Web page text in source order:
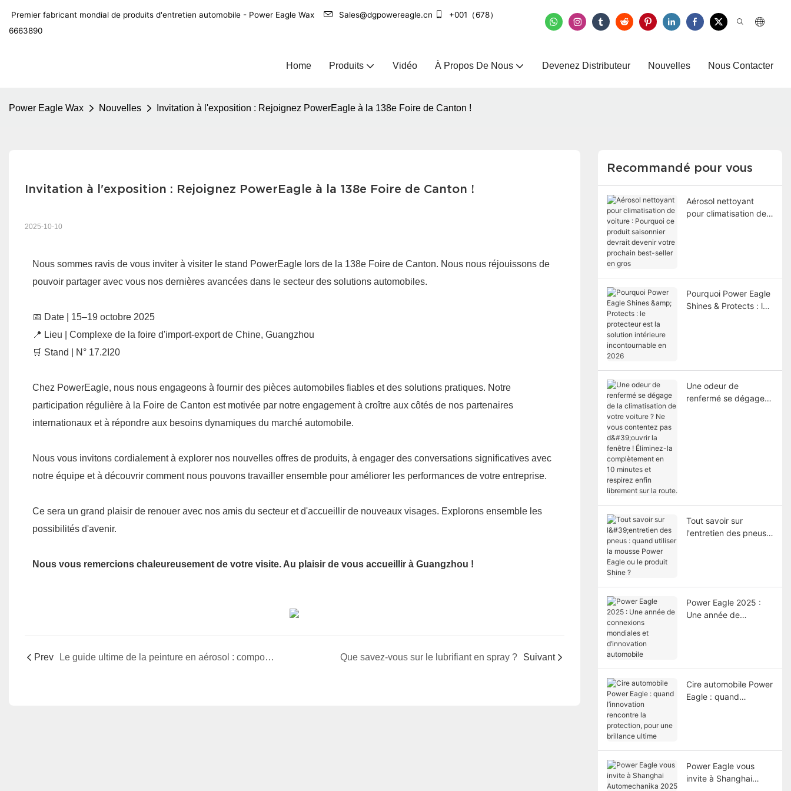
Premier fabricant mondial de produits d'entretien automobile - Power Eagle Wax Sales@dgpowereagle.cn
+001（678）
6663890
Home Produits Vidéo À Propos De Nous Devenez Distributeur Nouvelles Nous Contacter
Power Eagle Wax Nouvelles Invitation à l'exposition : Rejoignez PowerEagle à la 138e Foire de Canton !
Invitation à l'exposition : Rejoignez PowerEagle à la 138e Foire de Canton !
2025-10-10
Nous sommes ravis de vous inviter à visiter le stand PowerEagle lors de la 138e Foire de Canton. Nous nous réjouissons de
pouvoir partager avec vous nos dernières avancées dans le secteur des solutions automobiles.
📅 Date | 15–19 octobre 2025
📍 Lieu | Complexe de la foire d'import-export de Chine, Guangzhou
🛒 Stand | N° 17.2I20
Chez PowerEagle, nous nous engageons à fournir des pièces automobiles fiables et des solutions pratiques. Notre
participation régulière à la Foire de Canton est motivée par notre engagement à croître aux côtés de nos partenaires
internationaux et à répondre aux besoins dynamiques du marché automobile.
Nous vous invitons cordialement à explorer nos nouvelles offres de produits, à engager des conversations significatives avec
notre équipe et à découvrir comment nous pouvons travailler ensemble pour améliorer les performances de votre entreprise.
Ce sera un grand plaisir de renouer avec nos amis du secteur et d'accueillir de nouveaux visages. Explorons ensemble les
possibilités d'avenir.
Nous vous remercions chaleureusement de votre visite. Au plaisir de vous accueillir à Guangzhou !
Prev Le guide ultime de la peinture en aérosol : composition, application et normes de sécurité Que savez-vous sur le lubrifiant en spray ? Suivant
Recommandé pour vous
Aérosol nettoyant
pour climatisation de
Pourquoi Power Eagle
Shines & Protects : le
Une odeur de
renfermé se dégage
Tout savoir sur
l'entretien des pneus :
Power Eagle 2025 :
Une année de
Cire automobile Power
Eagle : quand
Power Eagle vous
invite à Shanghai